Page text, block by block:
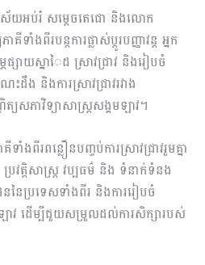
ស័យអប់រំ សម្តេចតេជោ និងលោក
ាំងពីរបន្តការផ្លាស់ប្ដូរបញ្ញាវន្ត អ្នក
ម្ភ​ផ្សាយស្នាៃដ ស្រាវជ្រាវ និងរៀបចំ
ដឹង និងការស្រាវ​ជ្រាវ​រវាង
យសភាវិទ្យាសាស្ត្រសង្គមឡាវ។
ងពីរពន្លឿនបញ្ចប់ការស្រាវជ្រាវរួមគ្នា
រវត្តិសាស្ត្រ វប្បធម៌ និង ទំនាក់ទំនង
ៃប្រទេសទាំងពីរ និងការរៀបចំ
-ឡាវ ដើម្បីជួយសម្រួលដល់ការសិក្សារបស់